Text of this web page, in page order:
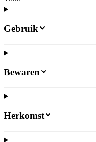
Gebruik
Bewaren
Herkomst